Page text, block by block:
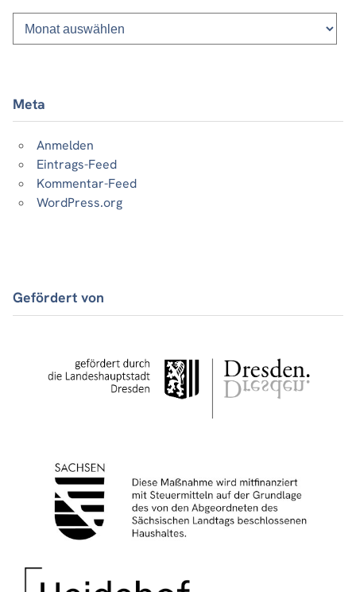
Monatsliste
vergangener
Beiträge
Meta
Anmelden
Eintrags-Feed
Kommentar-Feed
WordPress.org
Gefördert von